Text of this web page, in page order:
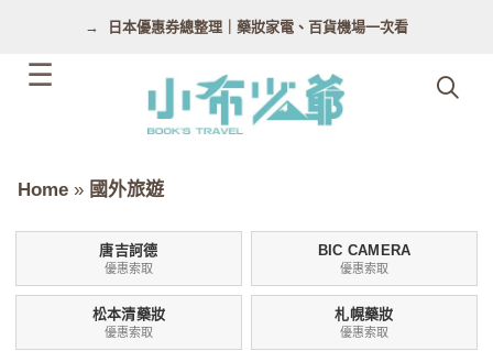
日本優惠券總整理｜藥妝家電、百貨機場一次看
Home » 國外旅遊
唐吉訶德
優惠索取
BIC CAMERA
優惠索取
松本清藥妝
優惠索取
札幌藥妝
優惠索取